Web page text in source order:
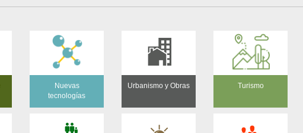
Nuevas
tecnologías
Urbanismo y Obras Turismo